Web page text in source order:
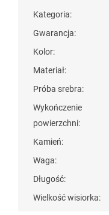
Kategoria:
Gwarancja:
Kolor:
Materiał:
Próba srebra:
Wykończenie
powierzchni:
Kamień:
Waga:
Długość:
Wielkość wisiorka: